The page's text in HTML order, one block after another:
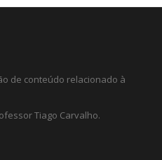
de conteúdo relacionado à
Tiago Carvalho.